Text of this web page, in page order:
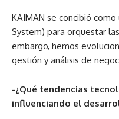
KAIMAN se concibió
System) para orquestar
embargo, hemos
gestión y análisis de
-¿Qué tendencias
influenciando el